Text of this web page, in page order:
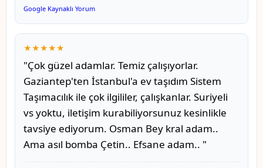
Google Kaynaklı Yorum
★★★★★
"Çok güzel adamlar. Temiz çalışıyorlar.
Gaziantep'ten İstanbul'a ev taşıdım Sistem
Taşımacılık ile çok ilgililer, çalışkanlar. Suriyeli
vs yoktu, iletişim kurabiliyorsunuz kesinlikle
tavsiye ediyorum. Osman Bey kral adam..
Ama asıl bomba Çetin.. Efsane adam.. "